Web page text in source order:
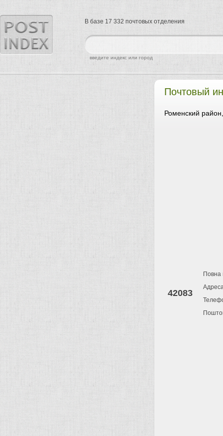
Почтовый
Роменский
42083
Повна
найти
введите индекс или город
В базе 17 332 почтовых отделения